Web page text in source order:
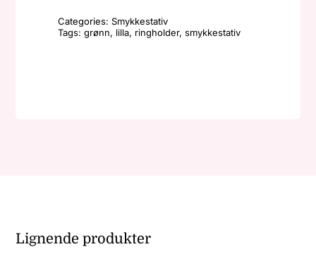
Lilla/grønn
Categories:Smykkestativ
Tags:grønn, lilla, ringholder,smykkestativ
Lignende produkter